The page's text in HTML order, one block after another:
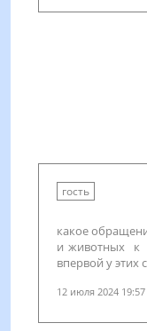
гость
какое
и животных к
впервой у этих
12 июля 2024 19:57